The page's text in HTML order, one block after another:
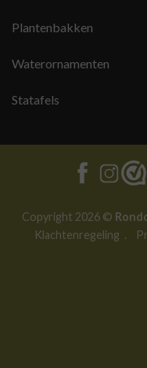
Plantenbakken
Waterornamenten
Statafels
Copyright 2026 ©
Klachtenregeling .